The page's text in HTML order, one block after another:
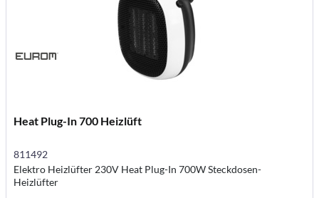
Heat Plug-In 700 Heizlüft
811492
Elektro Heizlüfter 230V Heat Plug-In 700W Steckdosen-
Heizlüfter